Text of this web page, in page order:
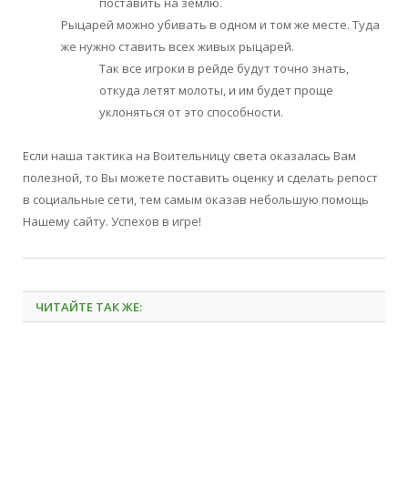
Рыцарей можно убивать в одном и том же месте. Туда
же нужно ставить всех живых рыцарей.
Так все игроки в рейде будут точно знать,
откуда летят молоты, и им будет проще
уклоняться от это способности.
Если наша тактика на Воительницу света оказалась Вам
полезной, то Вы можете поставить оценку и сделать репост
в социальные сети, тем самым оказав небольшую помощь
Нашему сайту. Успехов в игре!
ЧИТАЙТЕ ТАК ЖЕ: